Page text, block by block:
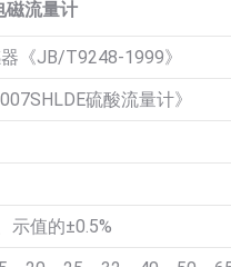
磁流量计
《JB/T9248-1999》
硫酸流量计》
示值的±0.5%